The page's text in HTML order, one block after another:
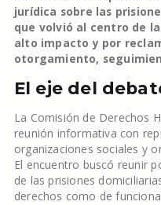
jurídica sobre las
que volvió al centro de
alto impacto y por
otorgamiento,
El eje del
La Comisión de Derechos
reunión informativa con
organizaciones sociales y
El encuentro buscó reunir
de las prisiones
derechos como de